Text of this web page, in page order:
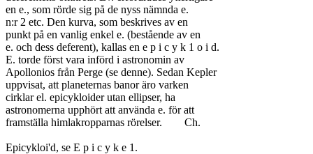
en e., som rörde sig på de nyss nämnda e.
n:r 2 etc. Den kurva, som beskrives av en
punkt på en vanlig enkel e. (bestående av en
e. och dess deferent), kallas en e p i c y k 1 o i d.
E. torde först vara införd i astronomin av
Apollonios från Perge (se denne). Sedan Kepler
uppvisat, att planeternas banor äro varken
cirklar el. epicykloider utan ellipser, ha
astronomerna upphört att använda e. för att
framställa himlakropparnas rörelser.	Ch.
Epicykloi'd, se E p i c y k e 1.